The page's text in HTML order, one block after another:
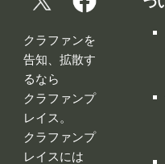
クラファンを
告知、拡散す
るなら
クラファンプ
レイス。
クラファンプ
レイスには
全てのクラフ